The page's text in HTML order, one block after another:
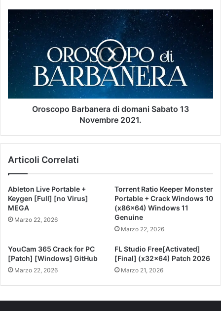
Oroscopo Barbanera di domani Sabato 13
Novembre 2021.
Articoli Correlati
Ableton Live Portable +
Keygen [Full] [no Virus]
MEGA
Marzo 22, 2026
Torrent Ratio Keeper Monster
Portable + Crack Windows 10
(x86x64) Windows 11
Genuine
Marzo 22, 2026
YouCam 365 Crack for PC
[Patch] [Windows] GitHub
Marzo 22, 2026
FL Studio Free[Activated]
[Final] (x32x64) Patch 2026
Marzo 21, 2026